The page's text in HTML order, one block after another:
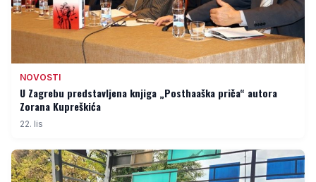
NOVOSTI
U Zagrebu predstavljena knjiga „Posthaaška priča“ autora
Zorana Kupreškića
22. lis